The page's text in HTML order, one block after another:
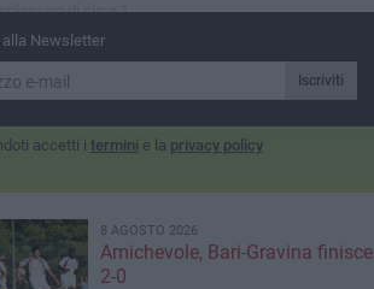
di circa 1
di euro
Newsletter
Iscriviti
accetti i termini e la privacy policy
8 AGOSTO 2026
Amichevole, Bari-Gravina finisce
2-0